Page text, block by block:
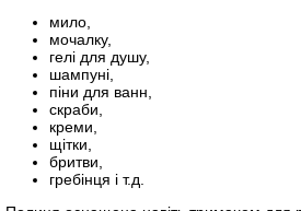
мило,
мочалку,
гелі для душу,
шампуні,
піни для ванн,
скраби,
креми,
щітки,
бритви,
гребінця і т.д.